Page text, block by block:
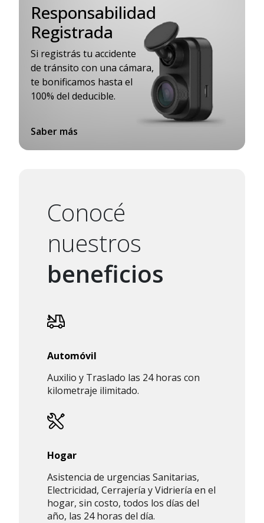
Responsabilidad
Registrada
Si registrás tu accidente
de tránsito con una cámara,
te bonificamos hasta el
100% del deducible.
Saber más
Conocé
nuestros
beneficios
Automóvil
Auxilio y Traslado las 24 horas con
kilometraje ilimitado.
Hogar
Asistencia de urgencias Sanitarias,
Electricidad, Cerrajería y Vidriería en el
hogar, sin costo, todos los días del
año, las 24 horas del día.